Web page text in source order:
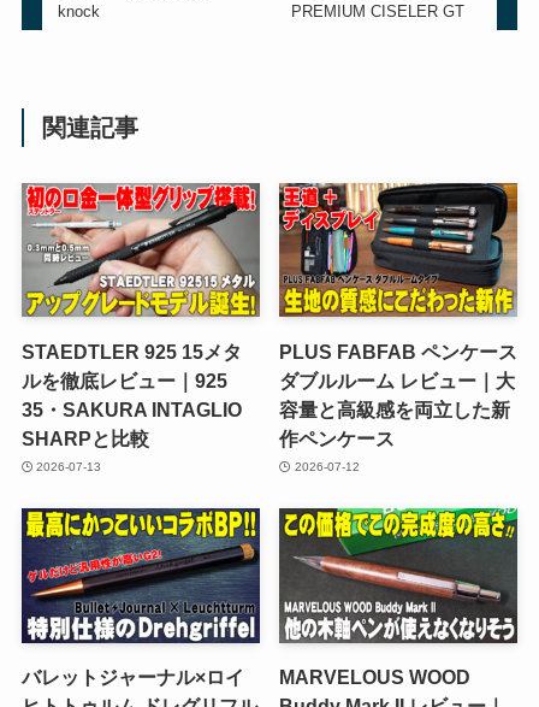
knock
PREMIUM CISELER GT
関連記事
STAEDTLER 925 15メタ
ルを徹底レビュー｜925
35・SAKURA INTAGLIO
SHARPと比較
2026-07-13
PLUS FABFAB ペンケース
ダブルルーム レビュー｜大
容量と高級感を両立した新
作ペンケース
2026-07-12
バレットジャーナル×ロイ
MARVELOUS WOOD